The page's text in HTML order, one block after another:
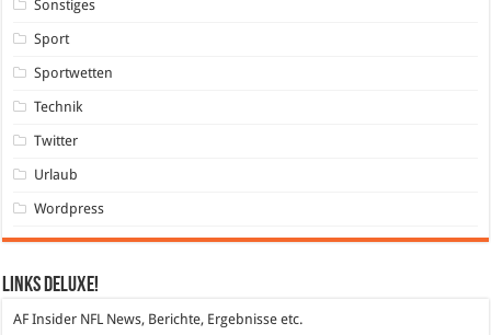
Sonstiges
Sport
Sportwetten
Technik
Twitter
Urlaub
Wordpress
Links DeLuXe!
AF Insider NFL News, Berichte, Ergebnisse etc.